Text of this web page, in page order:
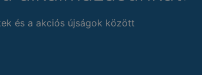
és a akciós újságok között